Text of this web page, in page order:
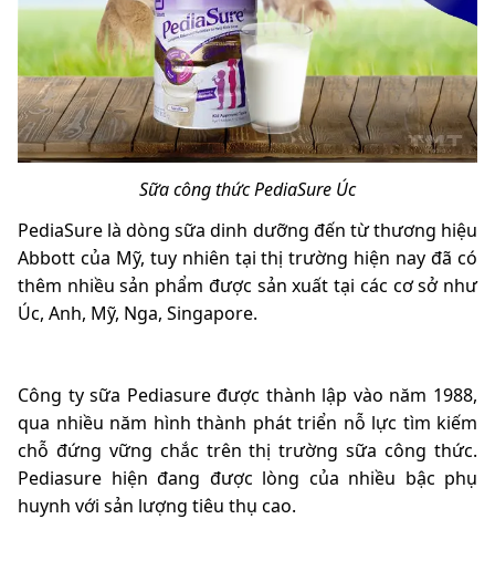
Sữa công thức PediaSure Úc
PediaSure là dòng sữa dinh dưỡng đến từ thương hiệu
Abbott của Mỹ, tuy nhiên tại thị trường hiện nay đã có
thêm nhiều sản phẩm được sản xuất tại các cơ sở như
Úc, Anh, Mỹ, Nga, Singapore.
Công ty sữa Pediasure được thành lập vào năm 1988,
qua nhiều năm hình thành phát triển nỗ lực tìm kiếm
chỗ đứng vững chắc trên thị trường sữa công thức.
Pediasure hiện đang được lòng của nhiều bậc phụ
huynh với sản lượng tiêu thụ cao.